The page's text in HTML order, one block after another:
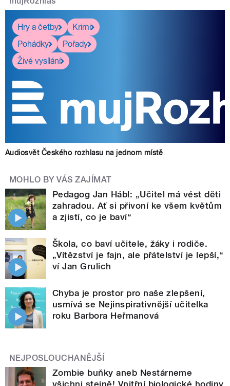
Hry a četby
Krimi
Pohádky
Pořady
Živé vysílání
Audiosvět Českého rozhlasu na jednom místě
MOHLO BY VÁS ZAJÍMAT
Pedagog Jan Hábl: „Učitel má vést děti
zahradou. Ať si přivoní ke všem květům
a zjistí, co je baví“
Škola, co baví učitele, žáky i rodiče.
„Vítězství je fajn, ale přátelství je lepší,“
ví Jan Grulich
Chyba je prostor pro naše zlepšení,
usmívá se Nejinspirativnější učitelka
roku Barbora Heřmanová
NEJPOSLOUCHANĚJŠÍ
Zombie buňky aneb Nestárneme